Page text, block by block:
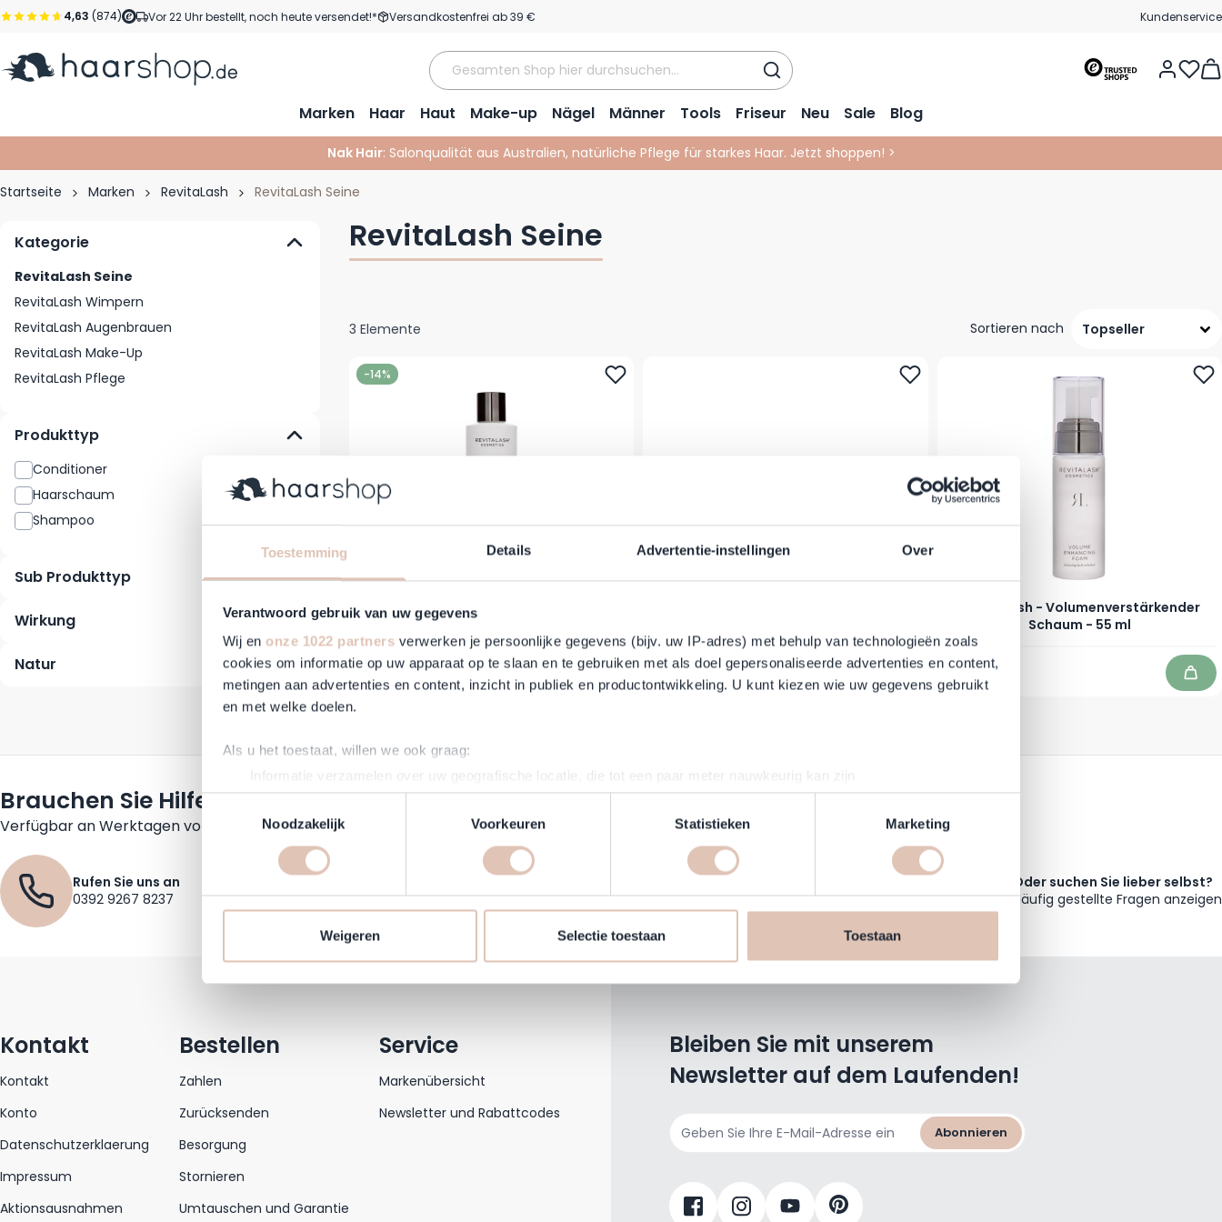
Toestemming Details Advertentie-instellingen Over
Verantwoord gebruik van uw gegevens
Wij en onze 1022 partners verwerken je persoonlijke gegevens (bijv. uw IP-adres) met behulp van technologieën zoals
cookies om informatie op uw apparaat op te slaan en te gebruiken met als doel gepersonaliseerde advertenties en content,
metingen aan advertenties en content, inzicht in publiek en productontwikkeling. U kunt kiezen wie uw gegevens gebruikt
en met welke doelen.
Als u het toestaat, willen we ook graag:
Informatie verzamelen over uw geografische locatie, die tot een paar meter nauwkeurig kan zijn
Uw apparaat identificeren door het actief te scannen op specifieke eigenschappen (fingerprinting)
Lees meer over hoe uw persoonlijke gegevens worden verwerkt en stel uw voorkeuren in het
detailgedeeltein. U kunt uw
toestemming op elk moment wijzigen of intrekken in de Cookieverklaring.
technieken). Met deze cookies kunnen wij en derde partijen informatie over jou verzamelen en jouw internetgedrag binnen,
en mogelijk ook buiten, onze website volgen. Met deze informatie passen wij en derde partijen de website, onze
Toestemmingsselectie
Noodzakelijk
Voorkeuren Statistieken Marketing
Weigeren Selectie toestaan Toestaan
Zum Inhalt springen
4,63 (874) Vor 22 Uhr bestellt, noch heute versendet!* Versandkostenfrei ab 39 € Kundenservice
Marken Haar Haut Make-up Nägel Männer Tools Friseur Neu Sale Blog
Nak Hair: Salonqualität aus Australien, natürliche Pflege für starkes Haar. Jetzt shoppen! >
Startseite Marken RevitaLash RevitaLash Seine
RevitaLash Seine
Kategorie
RevitaLash Seine
RevitaLash Wimpern
RevitaLash Augenbrauen
RevitaLash Make-Up
RevitaLash Pflege
Produkttyp
Conditioner
Haarschaum
1
Shampoo
1
Sub Produkttyp
Wirkung
Natur
3 Elemente Sortieren nach
-14%
RevitaLash - Verdickend - Shampoo -
250 ml
Sonderpreis
32,95 €
Regulärer Preis
38,50 €
Auf Lager In den Warenkorb
39,95 €
Auf Lager In den Warenkorb
RevitaLash - Volumenverstärkender
Schaum - 55 ml
158,50 €
Auf Lager In
Brauchen Sie Hilfe?
Verfügbar an Werktagen von 09:30 bis 17:30
Rufen Sie uns an
0392 9267 8237
Per E-Mail ist ebenfalls möglich
kundenservice@haarshop.de
Oder suchen Sie lieber selbst?
Häufig gestellte Fragen anzeigen
Kontakt
Kontakt
Konto
Datenschutzerklaerung
Impressum
Aktionsausnahmen
Bestellen
Zahlen
Zurücksenden
Besorgung
Stornieren
Umtauschen und Garantie
Service
Markenübersicht
Newsletter und Rabattcodes
Bleiben Sie mit unserem
Newsletter auf dem Laufenden!
Abonnieren